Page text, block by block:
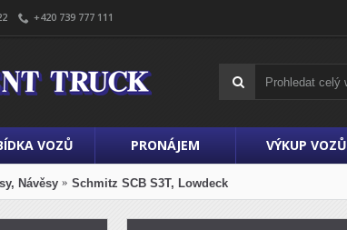
+420 739 777 111
VOZŮ PRONÁJEM VÝKUP VOZŮ
Návěsy Schmitz SCB S3T, Lowdeck